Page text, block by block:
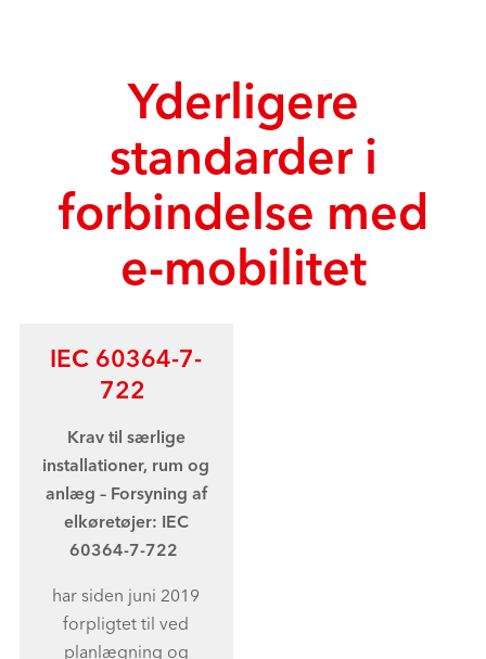
Yderligere
standarder i
forbindelse med
e-mobilitet
IEC 60364-7-
722
Krav til særlige
installationer, rum og
anlæg – Forsyning af
elkøretøjer: IEC
60364-7-722
har siden juni 2019
forpligtet til ved
planlægning og